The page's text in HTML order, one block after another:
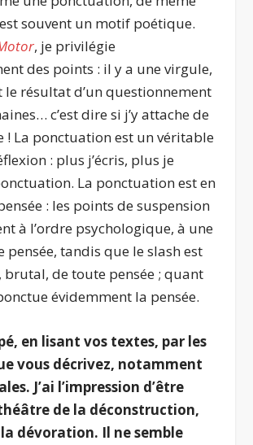
souvent un motif poétique.
, je privilégie
des points : il y a une virgule,
le résultat d’un questionnement
c’est dire si j’y attache de
! La ponctuation est un véritable
: plus j’écris, plus je
La ponctuation est en
: les points de suspension
à l’ordre psychologique, à une
pensée, tandis que le slash est
brutal, de toute pensée ; quant
évidemment la pensée.
en lisant vos textes, par les
vous décrivez, notamment
J’ai l’impression d’être
de la déconstruction,
dévoration. Il ne semble